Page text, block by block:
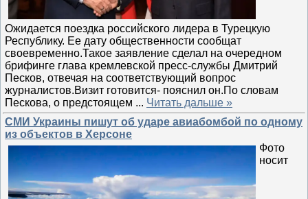
Ожидается поездка российского лидера в Турецкую
Республику. Ее дату общественности сообщат
своевременно.Такое заявление сделал на очередном
брифинге глава кремлевской пресс-службы Дмитрий
Песков, отвечая на соответствующий вопрос
журналистов.Визит готовится- пояснил он.По словам
Пескова, о предстоящем ... Читать дальше »
СМИ Украины пишут об ударе авиабомбой по одному
из объектов в Херсоне
Фото
носит